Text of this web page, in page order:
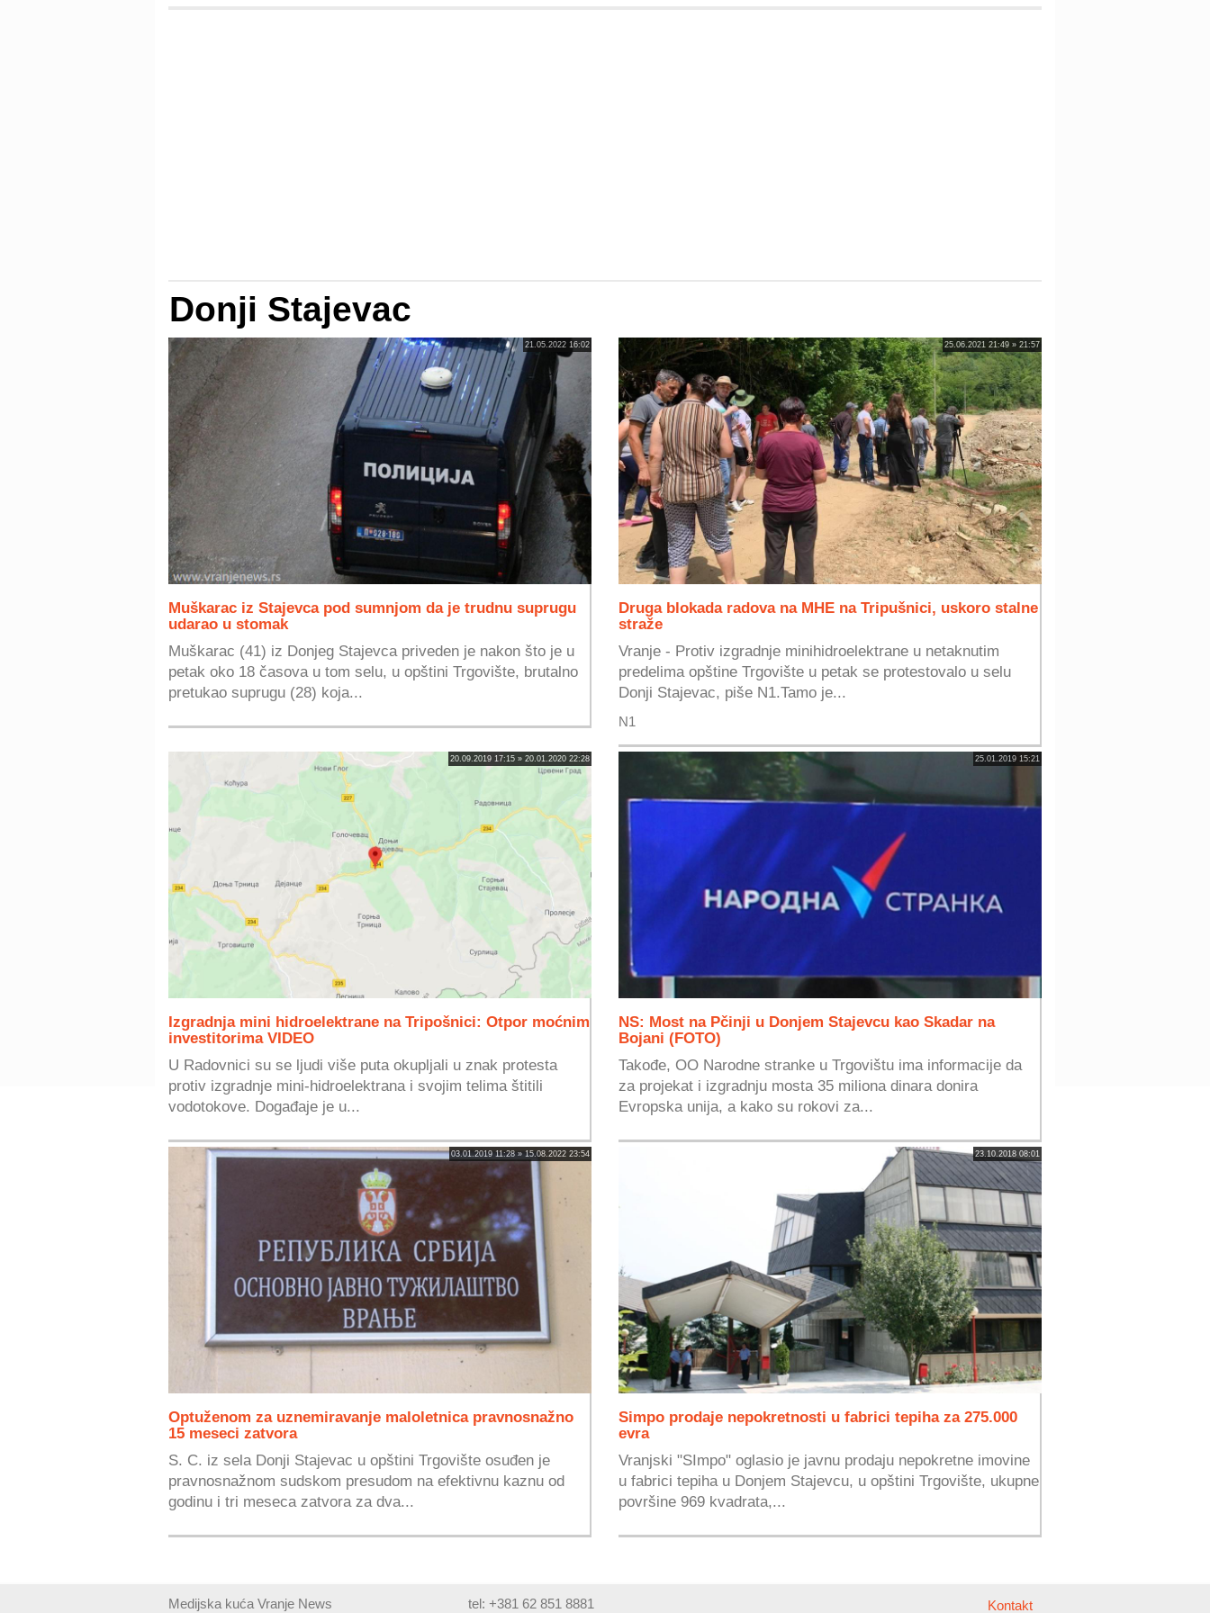
Donji Stajevac
21.05.2022 16:02
Muškarac iz Stajevca pod sumnjom da je trudnu suprugu
udarao u stomak
Muškarac (41) iz Donjeg Stajevca priveden je nakon što je u
petak oko 18 časova u tom selu, u opštini Trgovište, brutalno
pretukao suprugu (28) koja...
25.06.2021 21:49 » 21:57
Druga blokada radova na MHE na Tripušnici, uskoro stalne
straže
Vranje - Protiv izgradnje minihidroelektrane u netaknutim
predelima opštine Trgovište u petak se protestovalo u selu
Donji Stajevac, piše N1.Tamo je...
N1
20.09.2019 17:15 » 20.01.2020 22:28
Izgradnja mini hidroelektrane na Tripošnici: Otpor moćnim
investitorima VIDEO
U Radovnici su se ljudi više puta okupljali u znak protesta
protiv izgradnje mini-hidroelektrana i svojim telima štitili
vodotokove. Događaje je u...
25.01.2019 15:21
NS: Most na Pčinji u Donjem Stajevcu kao Skadar na
Bojani (FOTO)
Takođe, OO Narodne stranke u Trgovištu ima informacije da
za projekat i izgradnju mosta 35 miliona dinara donira
Evropska unija, a kako su rokovi za...
03.01.2019 11:28 » 15.08.2022 23:54
Optuženom za uznemiravanje maloletnica pravnosnažno
15 meseci zatvora
S. C. iz sela Donji Stajevac u opštini Trgovište osuđen je
pravnosnažnom sudskom presudom na efektivnu kaznu od
godinu i tri meseca zatvora za dva...
23.10.2018 08:01
Simpo prodaje nepokretnosti u fabrici tepiha za 275.000
evra
Vranjski "SImpo" oglasio je javnu prodaju nepokretne imovine
u fabrici tepiha u Donjem Stajevcu, u opštini Trgovište, ukupne
površine 969 kvadrata,...
Medijska kuća Vranje News tel: +381 62 851 8881 Kontakt